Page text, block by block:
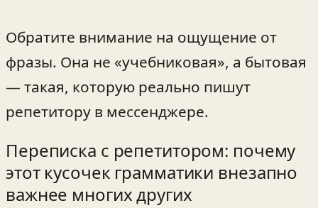
Обратите внимание на ощущение от
фразы. Она не «учебниковая», а бытовая
— такая, которую реально пишут
репетитору в мессенджере.
Переписка с репетитором: почему
этот кусочек грамматики внезапно
важнее многих других